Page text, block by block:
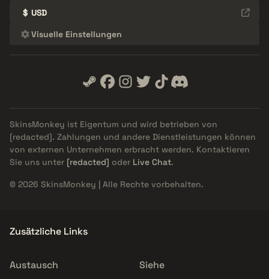
$ USD
Visuelle Einstellungen
SkinsMonkey ist Eigentum und wird betrieben von
[redacted]. Zahlungen und andere Dienstleistungen können
von externen Unternehmen erbracht werden. Kontaktieren
Sie uns unter [redacted] oder Live Chat.
© 2026 SkinsMonkey | Alle Rechte vorbehalten.
Zusätzliche Links
Austausch
Siehe